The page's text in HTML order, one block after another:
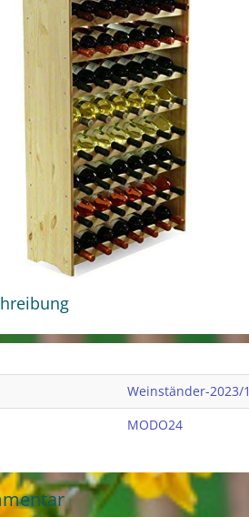
Weinständer-2023/1
MODO24